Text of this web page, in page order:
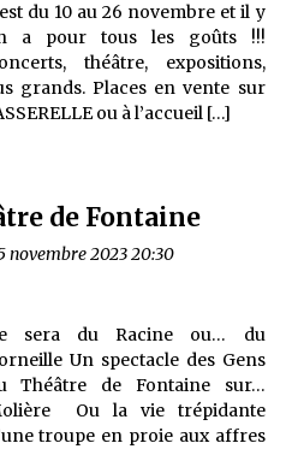
du 10 au 26 novembre et il y
a pour tous les goûts !!!
théâtre, expositions,
grands. Places en vente sur
ou à l’accueil […]
de Fontaine
novembre 2023 20:30
sera du Racine ou… du
Un spectacle des Gens
Théâtre de Fontaine sur…
Ou la vie trépidante
troupe en proie aux affres